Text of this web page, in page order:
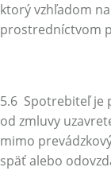
ktorý vzhľadom
prostredníctvom
5.6 Spotrebiteľ je
od zmluvy
mimo
späť alebo